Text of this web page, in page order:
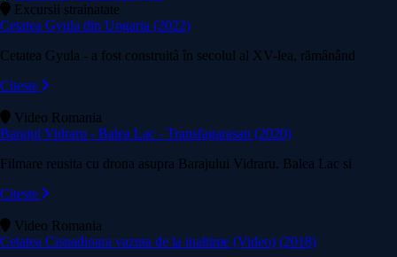
Excursii strainatate
Cetatea Gyula din Ungaria (2022)
Cetatea Gyula - a fost construitâ în secolul al XV-lea, rămânând
Citeste
Video Romania
Barajul Vidraru - Balea Lac - Transfagarasan (2020)
Filmare reusita cu drona asupra Barajului Vidraru, Balea Lac si
Citeste
Video Romania
Cetatea Cisnadioara vazuta de la inaltime (Video) (2018)